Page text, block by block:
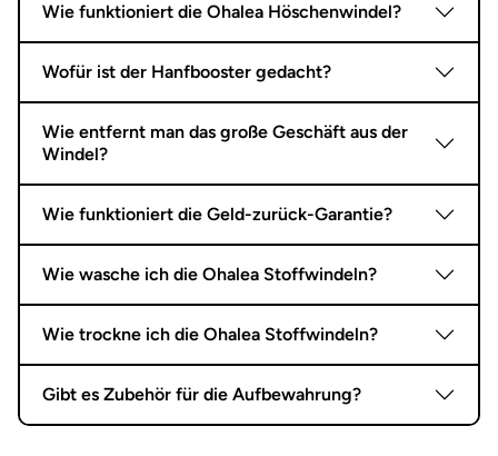
Wie funktioniert die Ohalea Höschenwindel?
Wofür ist der Hanfbooster gedacht?
Wie entfernt man das große Geschäft aus der
Windel?
Wie funktioniert die Geld-zurück-Garantie?
Wie wasche ich die Ohalea Stoffwindeln?
Wie trockne ich die Ohalea Stoffwindeln?
Gibt es Zubehör für die Aufbewahrung?